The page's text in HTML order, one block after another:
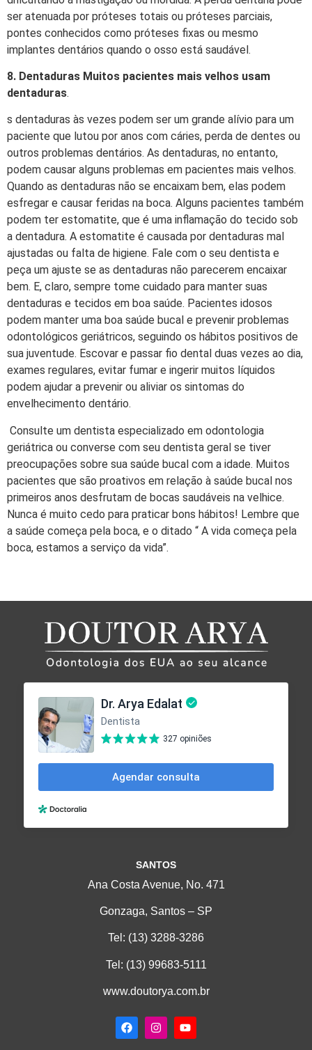
ser atenuada por próteses totais ou próteses parciais,
pontes conhecidos como próteses fixas ou mesmo
implantes dentários quando o osso está saudável.
8. Dentaduras Muitos pacientes mais velhos usam
dentaduras.
s dentaduras às vezes podem ser um grande alívio para um
paciente que lutou por anos com cáries, perda de dentes ou
outros problemas dentários. As dentaduras, no entanto,
podem causar alguns problemas em pacientes mais velhos.
Quando as dentaduras não se encaixam bem, elas podem
esfregar e causar feridas na boca. Alguns pacientes também
podem ter estomatite, que é uma inflamação do tecido sob
a dentadura. A estomatite é causada por dentaduras mal
ajustadas ou falta de higiene. Fale com o seu dentista e
peça um ajuste se as dentaduras não parecerem encaixar
bem. E, claro, sempre tome cuidado para manter suas
dentaduras e tecidos em boa saúde. Pacientes idosos
podem manter uma boa saúde bucal e prevenir problemas
odontológicos geriátricos, seguindo os hábitos positivos de
sua juventude. Escovar e passar fio dental duas vezes ao dia,
exames regulares, evitar fumar e ingerir muitos líquidos
podem ajudar a prevenir ou aliviar os sintomas do
envelhecimento dentário.
Consulte um dentista especializado em odontologia
geriátrica ou converse com seu dentista geral se tiver
preocupações sobre sua saúde bucal com a idade. Muitos
pacientes que são proativos em relação à saúde bucal nos
primeiros anos desfrutam de bocas saudáveis na velhice.
Nunca é muito cedo para praticar bons hábitos! Lembre que
a saúde começa pela boca, e o ditado “ A vida começa pela
boca, estamos a serviço da vida”.
SANTOS
Ana Costa Avenue, No. 471
Gonzaga, Santos – SP
Tel: (13) 3288-3286
Tel: (13) 99683-5111
www.doutorya.com.br